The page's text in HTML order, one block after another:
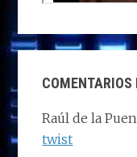
COMENTARIOS
Raúl de la
twist